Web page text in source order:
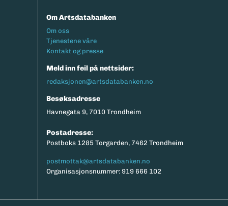
Om Artsdatabanken
Footermeny
Om oss
Tjenestene våre
Kontakt og presse
Meld inn feil på nettsider:
redaksjonen@artsdatabanken.no
Besøksadresse
Havnegata 9, 7010 Trondheim
Postadresse:
Postboks 1285 Torgarden, 7462 Trondheim
postmottak@artsdatabanken.no
Organisasjonsnummer: 919 666 102